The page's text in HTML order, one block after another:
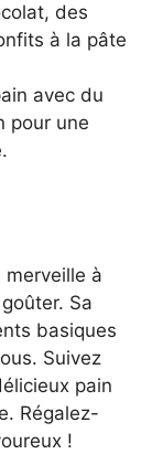
des
à la pâte
avec du
pour une
à
Sa
basiques
Suivez
pain
Régalez-
!